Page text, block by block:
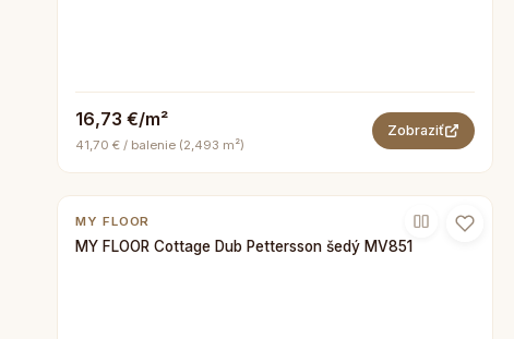
16,73 €/m²
41,70 € / balenie (2,493 m²)
Zobraziť
MY FLOOR
MY FLOOR Cottage Dub Pettersson šedý MV851